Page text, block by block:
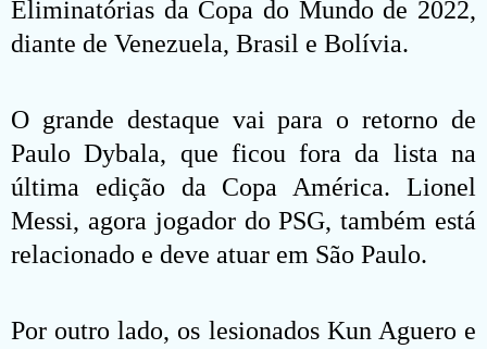
Eliminatórias da Copa do Mundo de 2022,
diante de Venezuela, Brasil e Bolívia.
O grande destaque vai para o retorno de
Paulo Dybala, que ficou fora da lista na
última edição da Copa América. Lionel
Messi, agora jogador do PSG, também está
relacionado e deve atuar em São Paulo.
Por outro lado, os lesionados Kun Aguero e